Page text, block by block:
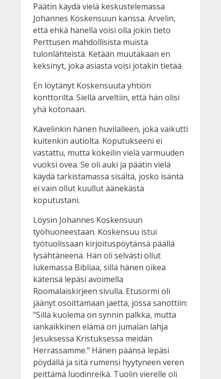
Päätin käydä vielä keskustelemassa
Johannes Koskensuun kanssa. Arvelin,
että ehkä hänellä voisi olla jokin tieto
Perttusen mahdollisista muista
tulonlähteistä. Ketään muutakaan en
keksinyt, joka asiasta voisi jotakin tietää.
En löytänyt Koskensuuta yhtiön
konttorilta. Siellä arveltiin, että hän olisi
yhä kotonaan.
Kävelinkin hänen huvilalleen, joka vaikutti
kuitenkin autiolta. Koputukseeni ei
vastattu, mutta kokeilin vielä varmuuden
vuoksi ovea. Se oli auki ja päätin vielä
käydä tarkistamassa sisältä, josko isäntä
ei vain ollut kuullut äänekästä
koputustani.
Löysin Johannes Koskensuun
työhuoneestaan. Koskensuu istui
työtuolissaan kirjoituspöytänsä päällä
lysähtäneenä. Hän oli selvästi ollut
lukemassa Bibliaa, sillä hänen oikea
kätensä lepäsi avoimella
Roomalaiskirjeen sivulla. Etusormi oli
jäänyt osoittamaan jaetta, jossa sanottiin:
”Sillä kuolema on synnin palkka, mutta
iankaikkinen elämä on jumalan lahja
Jesuksessa Kristuksessa meidän
Herrassamme.” Hänen päänsä lepäsi
pöydällä ja sitä rumensi hyytyneen veren
peittämä luodinreikä. Tuolin vierelle oli